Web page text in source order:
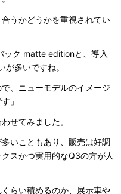
うかどうかを重視されてい
ク matte editionと、導入
多いですね。
、ニューモデルのイメージ
」
せてみました。
いこともあり、販売は好調
スかつ実用的なQ3の方が人
らい積めるのか、展示車や